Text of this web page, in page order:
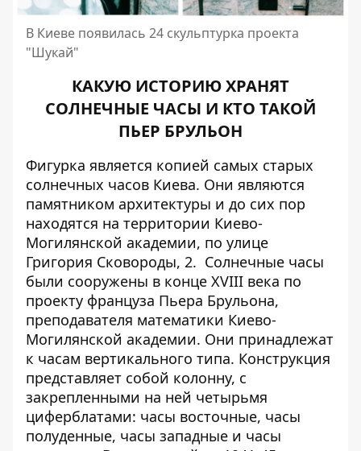
В Киеве появилась 24 скульптурка проекта
"Шукай"
КАКУЮ ИСТОРИЮ ХРАНЯТ
СОЛНЕЧНЫЕ ЧАСЫ И КТО ТАКОЙ
ПЬЕР БРУЛЬОН
Фигурка является копией самых старых
солнечных часов Киева. Они являются
памятником архитектуры и до сих пор
находятся на территории Киево-
Могилянской академии, по улице
Григория Сковороды, 2. Солнечные часы
были сооружены в конце XVIII века по
проекту француза Пьера Брульона,
преподавателя математики Киево-
Могилянской академии. Они принадлежат
к часам вертикального типа. Конструкция
представляет собой колонну, с
закрепленными на ней четырьмя
циферблатами: часы восточные, часы
полуденные, часы западные и часы